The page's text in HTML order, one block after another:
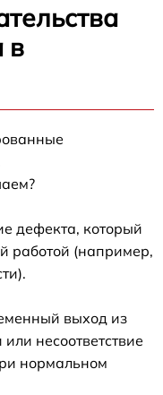
в
дефекта, который
работой (например,
выход из
несоответствие
нормальном